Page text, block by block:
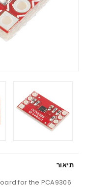
תיאור
for the PCA9306